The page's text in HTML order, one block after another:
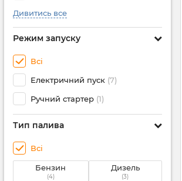
Дивитись все
Режим запуску
Всі
Електричний пуск (7)
Ручний стартер (1)
Тип палива
Всі
Бензин
(4)
Дизель
(3)